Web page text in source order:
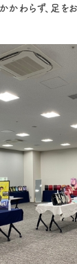
かわらず、足を